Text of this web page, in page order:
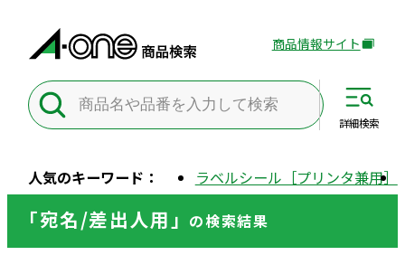
外
サ
別
ン
商品情報サイト
人気のキーワード： ラベルシール［プリンタ兼用］
詳細検索
「宛名/差出人用」 の検索結果